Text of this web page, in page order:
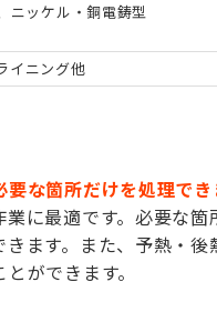
ニッケル・銅電鋳型
イニング他
な箇所だけを処理でき
に最適です。必要な
ます。また、予熱・
ができます。